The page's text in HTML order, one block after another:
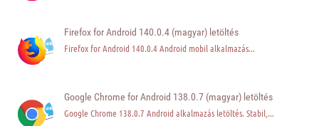
Firefox for Android 140.0.4 (magyar) letöltés
Firefox for Android 140.0.4 Android mobil alkalmazás...
Google Chrome for Android 138.0.7 (magyar) letöltés
Google Chrome 138.0.7 Android alkalmazás letöltés. Stabil,...